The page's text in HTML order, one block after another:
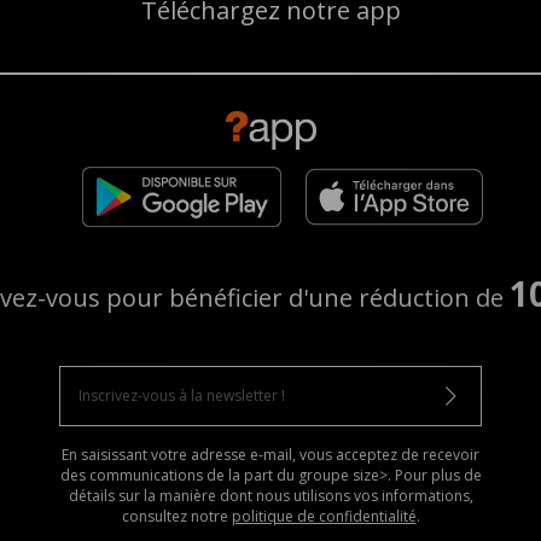
Téléchargez notre app
vous pour bénéficier d'une réduction de
En saisissant votre adresse e-mail, vous acceptez de recevoir
des communications de la part du groupe size>. Pour plus de
détails sur la manière dont nous utilisons vos informations,
consultez notre politique de confidentialité.